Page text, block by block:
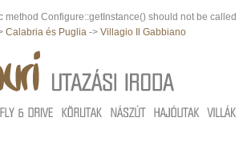
method Configure::getInstance() should not be
Calabria és Puglia -> Villagio Il Gabbiano